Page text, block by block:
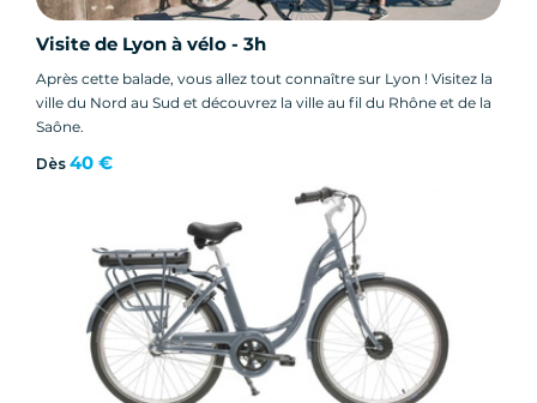
Visite de Lyon à vélo - 3h
Après cette balade, vous allez tout connaître sur Lyon ! Visitez la
ville du Nord au Sud et découvrez la ville au fil du Rhône et de la
Saône.
Dès 40 €